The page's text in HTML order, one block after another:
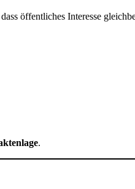
öffentliches Interesse
.